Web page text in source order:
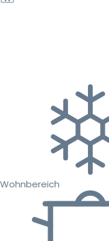
Wohnbereich